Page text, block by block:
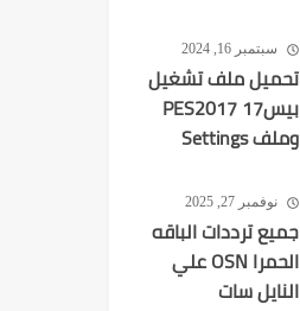
سبتمبر 16, 2024
تحميل ملف تشغيل
بيس17 PES2017
وملف Settings
نوفمبر 27, 2025
جميع ترددات الباقه
الحمرا OSN علي
النايل سات